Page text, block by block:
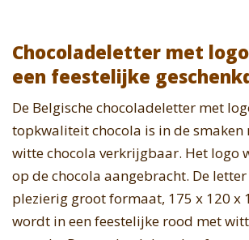
Chocoladeletter met
een feestelijke
De Belgische chocoladeletter met
topkwaliteit chocola is in de smaken
witte chocola verkrijgbaar. Het logo
op de chocola aangebracht. De
plezierig groot formaat, 175 x 120 x
wordt in een feestelijke rood met